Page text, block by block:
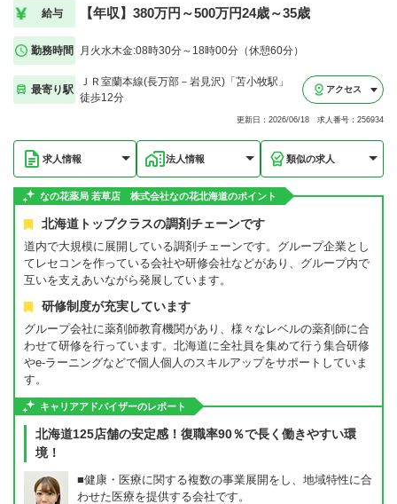
給与 【年収】380万円～500万円24歳～35歳
勤務時間 月火水木金:08時30分～18時00分（休憩60分）
最寄り駅
ＪＲ室蘭本線(長万部－岩見沢)「苫小牧駅」
徒歩12分
アクセス
更新日：2026/06/18 求人番号：256934
求人情報 法人情報 類似の求人
なの花薬局 若草店 株式会社なの花北海道のポイント
北海道トップクラスの調剤チェーンです
道内で大規模に展開している調剤チェーンです。グループ企業とし
てレセコンを作っている会社や研修会社などがあり、グループ内で
互いを支えあいながら発展しています。
研修制度が充実しています
グループ会社に薬剤師教育機関があり、様々なレベルの薬剤師に合
わせて研修を行っています。北海道に全社員を集めて行う集合研修
やe-ラーニングなどで個人個人のスキルアップをサポートしていま
す。
キャリアアドバイザーのレポート
北海道125店舗の安定感！復職率90％で長く働きやすい環
境！
■健康・医療に関する複数の事業展開をし、地域特性に合
わせた医療を提供する会社です。